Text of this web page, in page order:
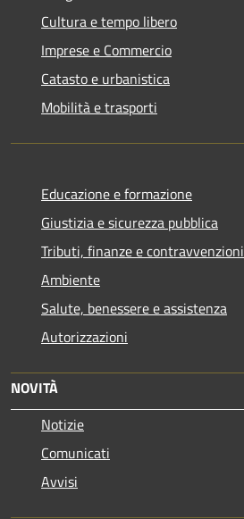
Cultura e tempo libero
Imprese e Commercio
Catasto e urbanistica
Mobilità e trasporti
Educazione e formazione
Giustizia e sicurezza pubblica
Tributi, finanze e contravvenzioni
Ambiente
Salute, benessere e assistenza
Autorizzazioni
NOVITÀ
Notizie
Comunicati
Avvisi